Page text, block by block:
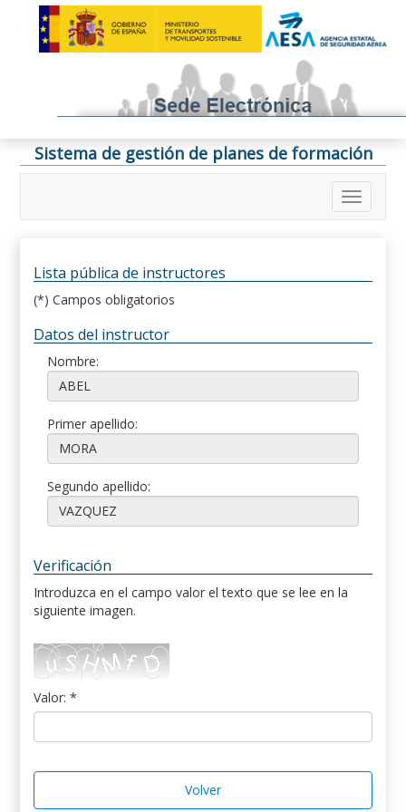
Sistema de gestión de planes de formación
Lista pública de instructores
(*) Campos obligatorios
Datos del instructor
Nombre:
Primer apellido:
Segundo apellido:
Verificación
Introduzca en el campo valor el texto que se lee en la
siguiente imagen.
Valor: *
Volver